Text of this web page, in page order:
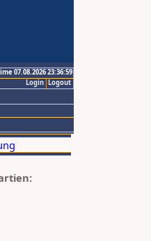
07.08.2026 23:36:59
Logout
Login